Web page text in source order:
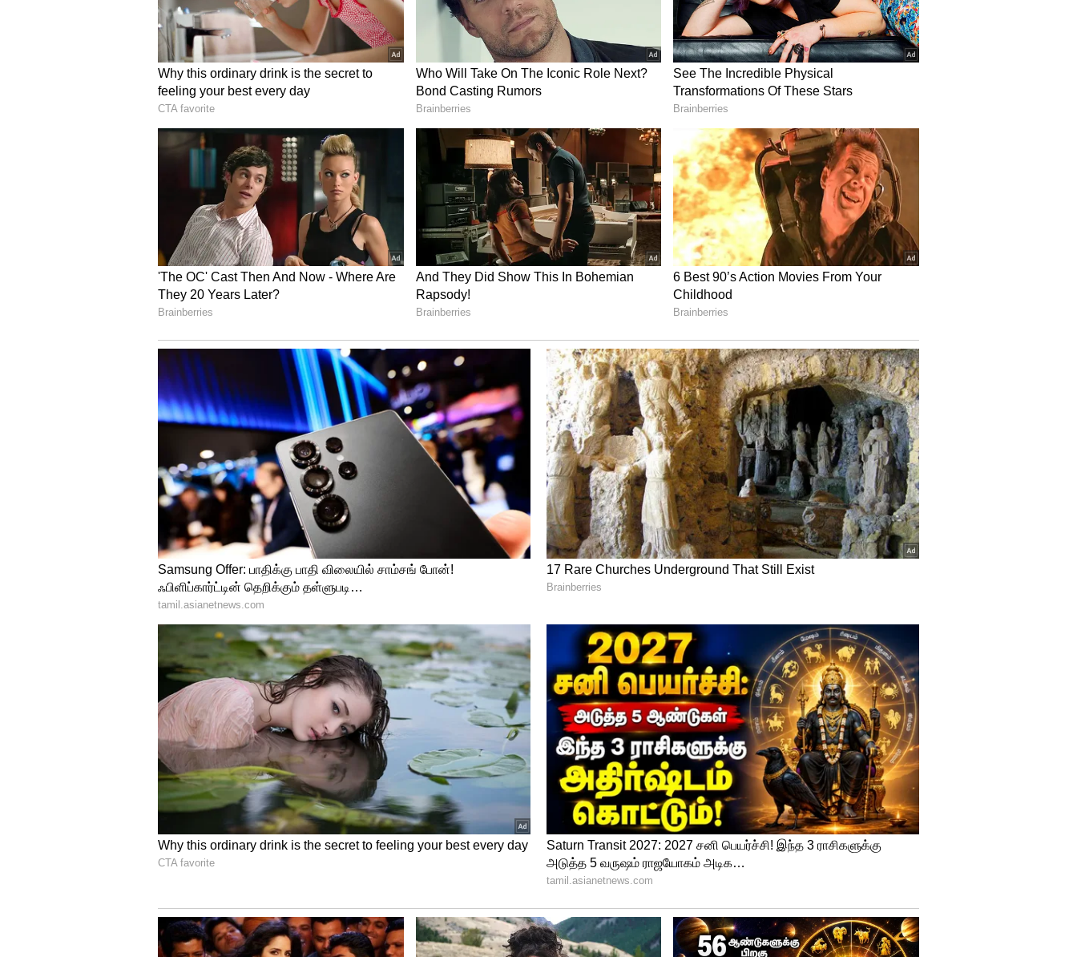
சரி, அப்படி எனில் உப்பின் பரிந்துரைக்கப்பட்ட அளவு என்ன?
பெரியவர்கள் ஒரு நாளைக்கு 2000 mg அதாவது 2 கிராம் உப்பு எடுத்துக்கொள்ள
வேண்டும் என்று பரிந்துரைக்கப்படுகிறது. து, இது ஒரு டீஸ்பூன் குறைவாக
இருக்கும். இருப்பினும், குழந்தைகளுக்கு, அவர்களின் ஆற்றல் தேவைகளுக்கு
ஏற்ப அளவை சரிசெய்யலாம். உப்பின் அயோடின் ஆரோக்கியமான மூளை
வளர்ச்சிக்கு அவசியம் என்று WHO பரிந்துரைக்கிறது.
தினமும் லேட் நைட்டில் ஸ்நாக்ஸ் சாப்பிட்டல் உடலில் என்ன நடக்கும்
தெரியுமா?
உப்பின் நுகர்வை எப்படி குறைப்பது?
உணவின் சுவைக்கு இடையூறு விளைவிப்பதால் உப்பைக் கைவிடுவது
சாத்தியம் இல்லாத ஒன்று.. அதனால்தான் வீட்டில் சமைத்த புதிய உணவுகளை
உண்ணவும், பதப்படுத்தப்பட்ட உணவுகளை தவிர்க்கவும், உங்கள் உணவில்
நீங்கள் சேர்க்கும் உப்பின் அளவைக் கண்காணிக்கவும் உலக சுகாதார அமைப்பு
பரிந்துரைக்கிறது. சமைக்கும் போதே குறைவான அளவில் உப்பு போட்டு
சமைக்கவும்.